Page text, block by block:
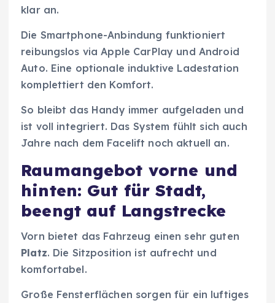
klar an.
Die Smartphone-Anbindung funktioniert
reibungslos via Apple CarPlay und Android
Auto. Eine optionale induktive Ladestation
komplettiert den Komfort.
So bleibt das Handy immer aufgeladen und
ist voll integriert. Das System fühlt sich auch
Jahre nach dem Facelift noch aktuell an.
Raumangebot vorne und
hinten: Gut für Stadt,
beengt auf Langstrecke
Vorn bietet das Fahrzeug einen sehr guten
Platz. Die Sitzposition ist aufrecht und
komfortabel.
Große Fensterflächen sorgen für ein luftiges